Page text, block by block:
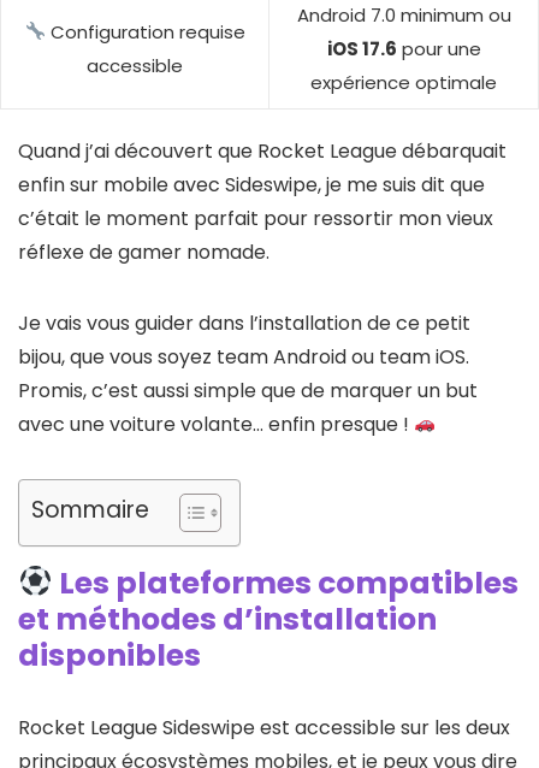
Configuration requise
accessible
Android 7.0 minimum ou
iOS 17.6 pour une
expérience optimale
Quand j’ai découvert que Rocket League débarquait
enfin sur mobile avec Sideswipe, je me suis dit que
c’était le moment parfait pour ressortir mon vieux
réflexe de gamer nomade.
Je vais vous guider dans l’installation de ce petit
bijou, que vous soyez team Android ou team iOS.
Promis, c’est aussi simple que de marquer un but
avec une voiture volante… enfin presque !
Sommaire
Les plateformes compatibles
et méthodes d’installation
disponibles
Rocket League Sideswipe est accessible sur les deux
principaux écosystèmes mobiles, et je peux vous dire